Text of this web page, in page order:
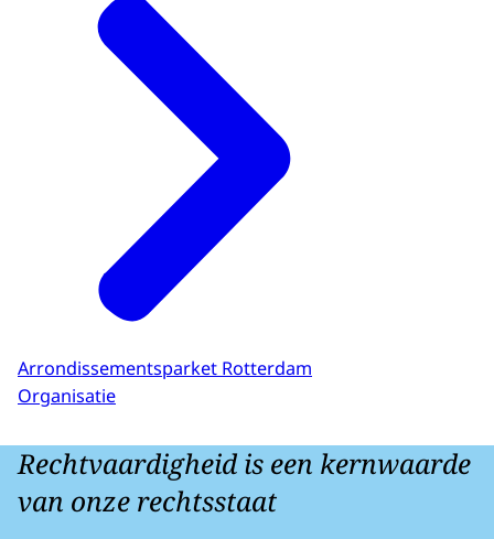
Arrondissementsparket Rotterdam
Organisatie
Rechtvaardigheid is een kernwaarde
van onze rechtsstaat